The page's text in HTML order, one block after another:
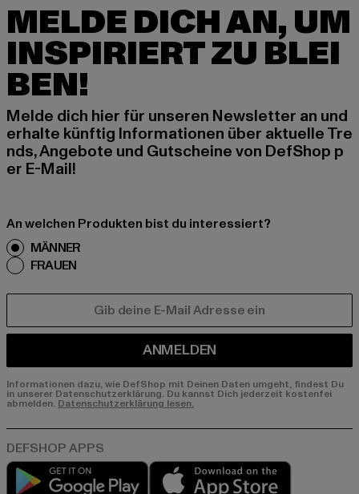
MELDE DICH AN, UM
INSPIRIERT ZU BLEI
BEN!
Melde dich hier für unseren Newsletter an und
erhalte künftig Informationen über aktuelle Tre
nds, Angebote und Gutscheine von DefShop p
er E-Mail!
An welchen Produkten bist du interessiert?
MÄNNER
FRAUEN
ANMELDEN
Informationen dazu, wie DefShop mit Deinen Daten umgeht, findest Du
in unserer Datenschutzerklärung. Du kannst Dich jederzeit kostenfei
abmelden. Datenschutzerklärung lesen.
Play market